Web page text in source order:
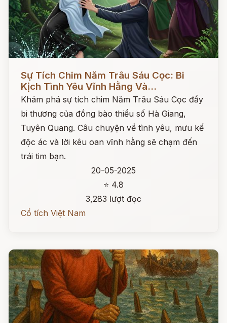
Sự Tích Chim Năm Trâu Sáu Cọc: Bi
Kịch Tình Yêu Vĩnh Hằng Và...
Khám phá sự tích chim Năm Trâu Sáu Cọc đầy
bi thương của đồng bào thiểu số Hà Giang,
Tuyên Quang. Câu chuyện về tình yêu, mưu kế
độc ác và lời kêu oan vĩnh hằng sẽ chạm đến
trái tim bạn.
20-05-2025
⭐ 4.8
3,283 lượt đọc
Cổ tích Việt Nam